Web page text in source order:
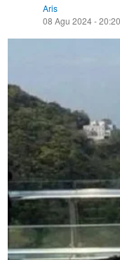
Aris
08 Agu 2024 -